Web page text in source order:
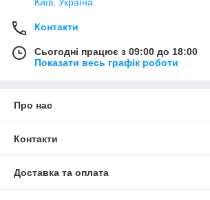
Київ, Україна
Контакти
Сьогодні працює з 09:00 до 18:00
Показати весь графік роботи
Про нас
Контакти
Доставка та оплата